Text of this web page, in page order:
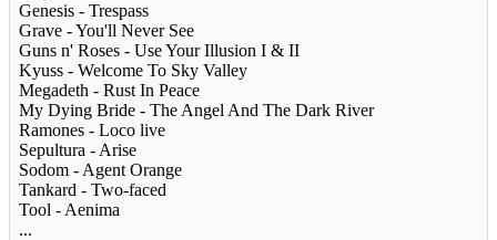
Genesis - Trespass
Grave - You'll Never See
Guns n' Roses - Use Your Illusion I & II
Kyuss - Welcome To Sky Valley
Megadeth - Rust In Peace
My Dying Bride - The Angel And The Dark River
Ramones - Loco live
Sepultura - Arise
Sodom - Agent Orange
Tankard - Two-faced
Tool - Aenima
...